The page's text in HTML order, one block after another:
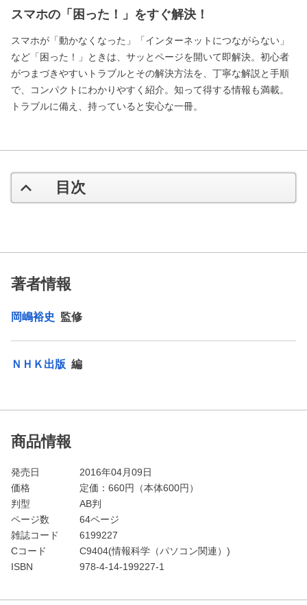
スマホの「困った！」をすぐ解決！
スマホが「動かなくなった」「インターネットにつながらない」
など「困った！」ときは、サッとページを開いて即解決。初心者
がつまづきやすいトラブルとその解決方法を、丁寧な解説と手順
で、コンパクトにわかりやすく紹介。知って得する情報も満載。
トラブルに備え、持っていると安心な一冊。
目次
著者情報
岡嶋裕史 監修
ＮＨＫ出版 編
商品情報
発売日
2016年04月09日
価格
定価： 660円（本体600円）
判型
AB判
ページ数
64ページ
雑誌コード
6199227
Cコード
C9404(情報科学（パソコン関連）)
ISBN
978-4-14-199227-1